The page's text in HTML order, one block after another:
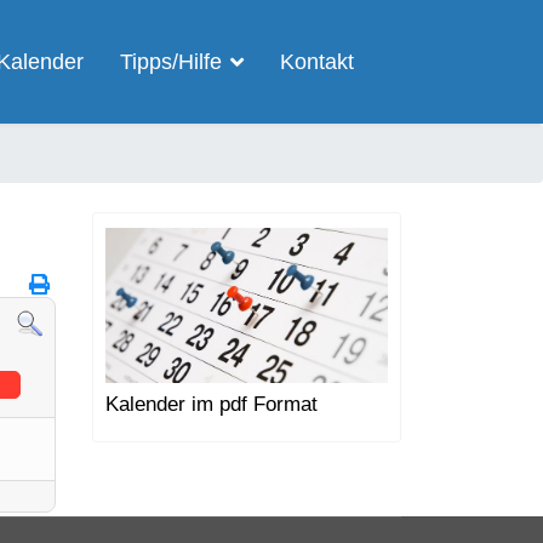
Tipps/Hilfe Kontakt
Kalender im pdf Format